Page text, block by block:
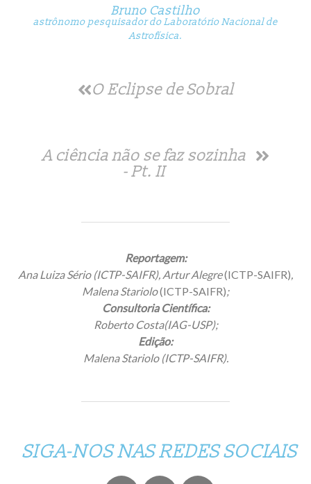
Bruno Castilho
astrônomo pesquisador do Laboratório Nacional de
Astrofísica.
O Eclipse de Sobral
A ciência não se faz sozinha
- Pt. II
Reportagem:
Ana Luiza Sério (ICTP-SAIFR), Artur Alegre(ICTP-SAIFR),
Malena Stariolo(ICTP-SAIFR);
Consultoria Científica:
Roberto Costa(IAG-USP);
Edição:
Malena Stariolo (ICTP-SAIFR).
SIGA-NOS NAS REDES SOCIAIS